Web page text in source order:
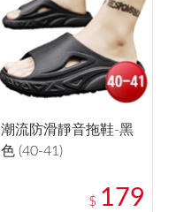
潮流防滑靜音拖鞋-黑
色 (40-41)
$ 179